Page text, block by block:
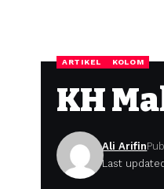
ARTIKEL KOLOM
KH
Last
Ali Arifin